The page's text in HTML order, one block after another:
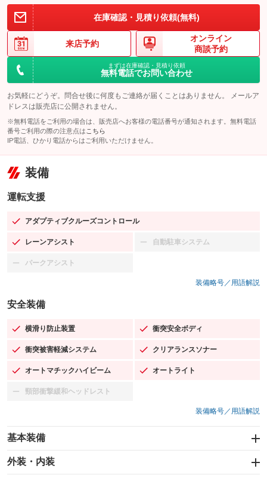
在庫確認・見積り依頼(無料)
来店予約
オンライン
商談予約
まずは在庫確認・見積り依頼
無料電話でお問い合わせ
お気軽にどうぞ。問合せ後に何度もご連絡が届くことはありません。 メールア
ドレスは販売店に公開されません。
※無料電話をご利用の場合は、販売店へお客様の電話番号が通知されます。無料電話
番号ご利用の際の注意点は こちら
IP電話、ひかり電話からはご利用いただけません。
装備
運転支援
アダプティブクルーズコントロール
：装備あり
レーンアシスト
：装備あり 自動駐車システム
：装備なし
パークアシスト
：装備なし
装備略号／用語解説
安全装備
横滑り防止装置
：装備あり 衝突安全ボディ
：装備あり
衝突被害軽減システム
：装備あり クリアランスソナー
：装備あり
オートマチックハイビーム
：装備あり オートライト
：装備あり
頸部衝撃緩和ヘッドレスト
：装備なし
装備略号／用語解説
基本装備
エアバッグ：運転席/助手席/サイド
：装備あり
外装・内装